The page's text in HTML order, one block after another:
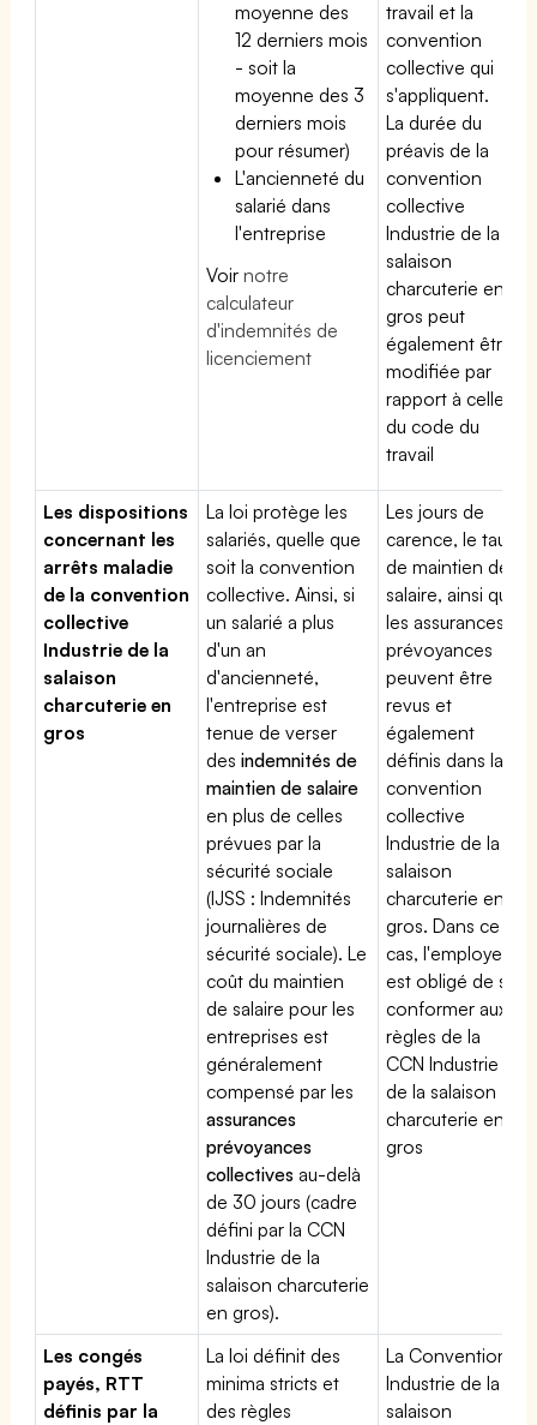
moyenne des
12 derniers mois
- soit la
moyenne des 3
derniers mois
pour résumer)
L'ancienneté du
salarié dans
l'entreprise
Voirnotre
calculateur
d'indemnités de
licenciement
travail et la
convention
collective qui
s'appliquent.
La durée du
préavis de la
convention
collective
Industrie de la
salaison
charcuterie en
gros peut
également être
modifiée par
rapport à celle
du code du
travail
Les dispositions
concernant les
arrêts maladie
de la convention
collective
Industrie de la
salaison
charcuterie en
gros
La loi protège les
salariés, quelle que
soit la convention
collective. Ainsi, si
un salarié a plus
d'un an
d'ancienneté,
l'entreprise est
tenue de verser
desindemnités de
maintien de salaire
en plus de celles
prévues par la
sécurité sociale
(IJSS : Indemnités
journalières de
sécurité sociale). Le
coût du maintien
de salaire pour les
entreprises est
généralement
compensé par les
assurances
prévoyances
collectives au-delà
de 30 jours (cadre
défini par la CCN
Industrie de la
salaison charcuterie
en gros).
Les jours de
carence, le taux
de maintien de
salaire, ainsi que
les assurances
prévoyances
peuvent être
revus et
également
définis dans la
convention
collective
Industrie de la
salaison
charcuterie en
gros. Dans ce
cas, l'employeur
est obligé de se
conformer aux
règles de la
CCN Industrie
de la salaison
charcuterie en
gros
Les congés
payés, RTT
définis par la
La loi définit des
minima stricts et
des règles
La Convention
Industrie de la
salaison